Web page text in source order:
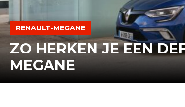
RENAULT-MEGANE
ZO HERKEN JE EEN
MEGANE
ZO
BENUT
JE
DE
BAGAGERUIMTE